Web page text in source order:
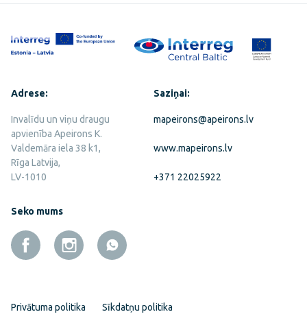
Adrese:
Invalīdu un viņu draugu
apvienība Apeirons K.
Valdemāra iela 38 k1,
Rīga Latvija,
LV-1010
Saziņai:
mapeirons@apeirons.lv
www.mapeirons.lv
+371 22025922
Seko mums
Privātuma politika Sīkdatņu politika